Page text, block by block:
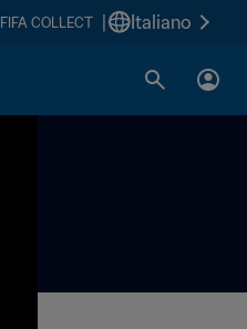
FIFA COLLECT Italiano